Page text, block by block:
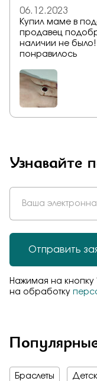
06.12.2023
Купил маме в
продавец
наличии не было!
понравилось
Узнавайте
Отправить
Нажимая на кнопку
на обработку
Браслеты